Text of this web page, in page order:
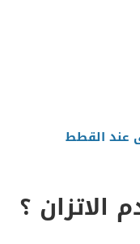
عند القطط
الاتزان ؟